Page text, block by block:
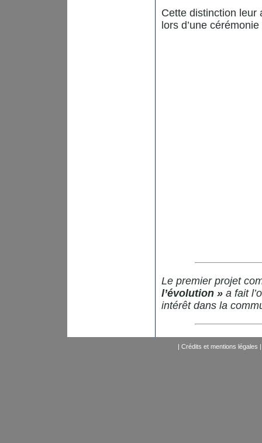
Cette distinction leur
lors d’une
Le premier projet
l’évolution » a fait
intérêt dans la
| Crédits et mentions légales